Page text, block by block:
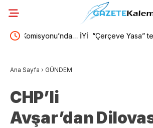
İYİ “Çerçeve Yasa” teklifi Adalet
Ana Sayfa › GÜNDEM
CHP’li
Avşar’dan